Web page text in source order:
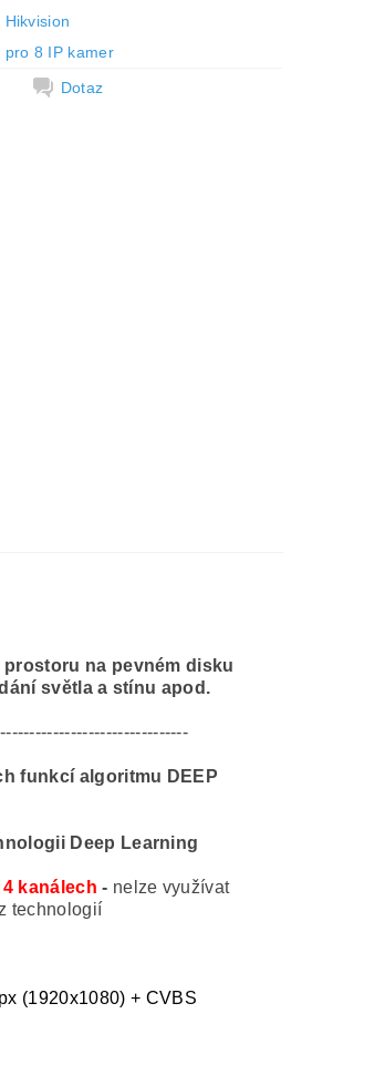
Hikvision
pro 8 IP kamer
Dotaz
na pevném disku
světla a stínu apod.
funkcí algoritmu DEEP
Deep Learning
4 kanálech- nelze využívat
technologií
(1920x1080) + CVBS